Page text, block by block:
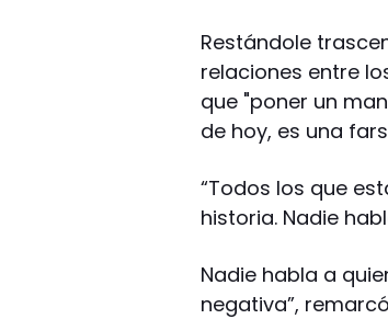
Restándole
relaciones entre
que "poner un
de hoy, es una
“Todos los que
historia. Nadie
Nadie habla a
negativa”,